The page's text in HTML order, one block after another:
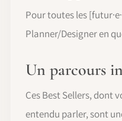
Pour toutes les
Planner/Designer en
Un parcours
Ces Best Sellers, dont
entendu parler, sont